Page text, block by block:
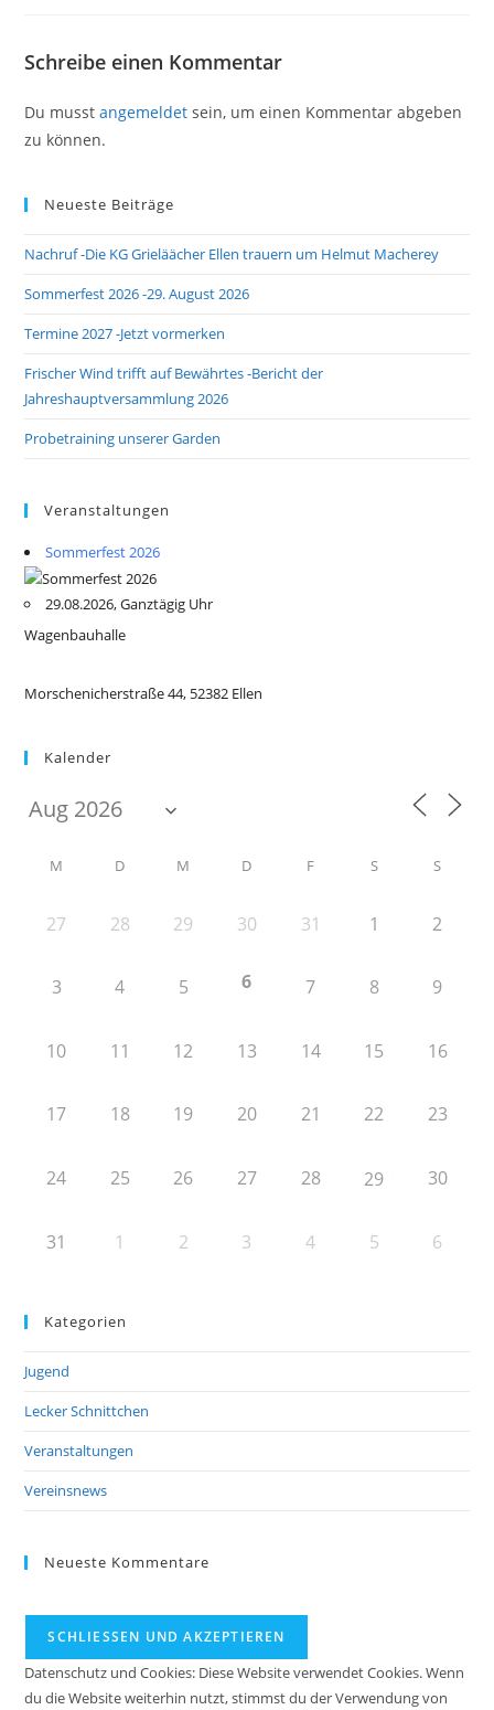
Schreibe einen Kommentar
Du musstangemeldet sein, um einen Kommentar abgeben
zu können.
Neueste Beiträge
Nachruf -Die KG Grieläächer Ellen trauern um Helmut Macherey
Sommerfest 2026 -29. August 2026
Termine 2027 -Jetzt vormerken
Frischer Wind trifft auf Bewährtes -Bericht der
Jahreshauptversammlung 2026
Probetraining unserer Garden
Veranstaltungen
Sommerfest 2026
29.08.2026, Ganztägig Uhr
Wagenbauhalle
Morschenicherstraße 44, 52382 Ellen
Kalender
M D M D F S S
27 28 29 30 31 1 2
3 4 5 6 7 8 9
10 11 12 13 14 15 16
17 18 19 20 21 22 23
24 25 26 27 28 29 30
31 1 2 3 4 5 6
Kategorien
Jugend
Lecker Schnittchen
Veranstaltungen
Vereinsnews
Neueste Kommentare
Datenschutz und Cookies: Diese Website verwendet Cookies. Wenn
du die Website weiterhin nutzt, stimmst du der Verwendung von